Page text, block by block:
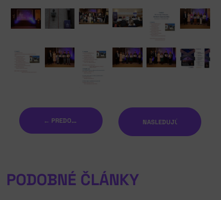
← PREDOŠLÝ NASLEDUJÚCI →
PODOBNÉ ČLÁNKY